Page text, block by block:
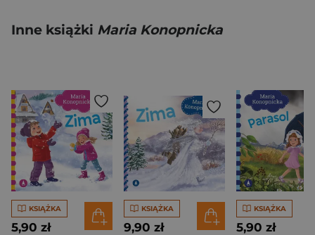
Inne książki Maria Konopnicka
KSIĄŻKA
5,90 zł
KSIĄŻKA
9,90 zł
KSIĄŻKA
5,90 zł